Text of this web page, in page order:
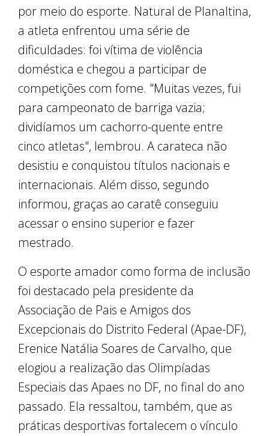
por meio do esporte. Natural de Planaltina,
a atleta enfrentou uma série de
dificuldades: foi vítima de violência
doméstica e chegou a participar de
competições com fome. "Muitas vezes, fui
para campeonato de barriga vazia;
dividíamos um cachorro-quente entre
cinco atletas", lembrou. A carateca não
desistiu e conquistou títulos nacionais e
internacionais. Além disso, segundo
informou, graças ao caratê conseguiu
acessar o ensino superior e fazer
mestrado.
O esporte amador como forma de inclusão
foi destacado pela presidente da
Associação de Pais e Amigos dos
Excepcionais do Distrito Federal (Apae-DF),
Erenice Natália Soares de Carvalho, que
elogiou a realização das Olimpíadas
Especiais das Apaes no DF, no final do ano
passado. Ela ressaltou, também, que as
práticas desportivas fortalecem o vínculo